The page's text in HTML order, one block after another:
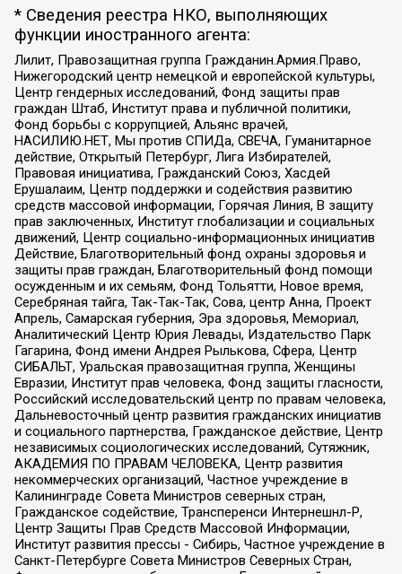
* Сведения реестра НКО, выполняющих
функции иностранного агента:
Лилит, Правозащитная группа Гражданин.Армия.Право,
Нижегородский центр немецкой и европейской культуры,
Центр гендерных исследований, Фонд защиты прав
граждан Штаб, Институт права и публичной политики,
Фонд борьбы с коррупцией, Альянс врачей,
НАСИЛИЮ.НЕТ, Мы против СПИДа, СВЕЧА, Гуманитарное
действие, Открытый Петербург, Лига Избирателей,
Правовая инициатива, Гражданский Союз, Хасдей
Ерушалаим, Центр поддержки и содействия развитию
средств массовой информации, Горячая Линия, В защиту
прав заключенных, Институт глобализации и социальных
движений, Центр социально-информационных инициатив
Действие, Благотворительный фонд охраны здоровья и
защиты прав граждан, Благотворительный фонд помощи
осужденным и их семьям, Фонд Тольятти, Новое время,
Серебряная тайга, Так-Так-Так, Сова, центр Анна, Проект
Апрель, Самарская губерния, Эра здоровья, Мемориал,
Аналитический Центр Юрия Левады, Издательство Парк
Гагарина, Фонд имени Андрея Рылькова, Сфера, Центр
СИБАЛЬТ, Уральская правозащитная группа, Женщины
Евразии, Институт прав человека, Фонд защиты гласности,
Российский исследовательский центр по правам человека,
Дальневосточный центр развития гражданских инициатив
и социального партнерства, Гражданское действие, Центр
независимых социологических исследований, Сутяжник,
АКАДЕМИЯ ПО ПРАВАМ ЧЕЛОВЕКА, Центр развития
некоммерческих организаций, Частное учреждение в
Калининграде Совета Министров северных стран,
Гражданское содействие, Трансперенси Интернешнл-Р,
Центр Защиты Прав Средств Массовой Информации,
Институт развития прессы - Сибирь, Частное учреждение в
Санкт-Петербурге Совета Министров Северных Стран,